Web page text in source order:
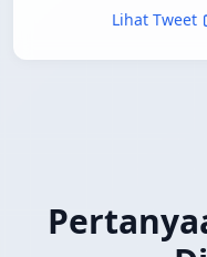
Lihat Tweet